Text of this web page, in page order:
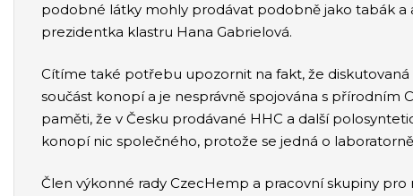
podobné látky mohly prodávat podobně jako tabák a
prezidentka klastru Hana Gabrielová.
Cítíme také potřebu upozornit na fakt, že
součást konopí a je nesprávně spojována s
paměti, že v Česku prodávané HHC a další
konopí nic společného, protože se jedná o
Člen výkonné rady CzecHemp a pracovní skupiny